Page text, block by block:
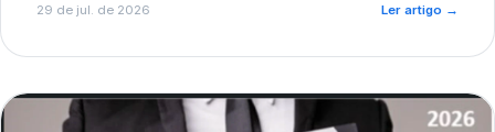
reputacional e o risco regulatório junto a órgãos como a
29 de jul. de 2026 Ler artigo →